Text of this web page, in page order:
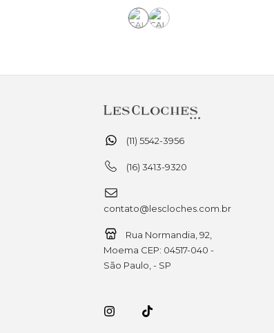
(11) 5542-3956
(16) 3413-9320
contato@lescloches.com.br
Rua Normandia, 92,
Moema CEP: 04517-040 -
São Paulo, - SP